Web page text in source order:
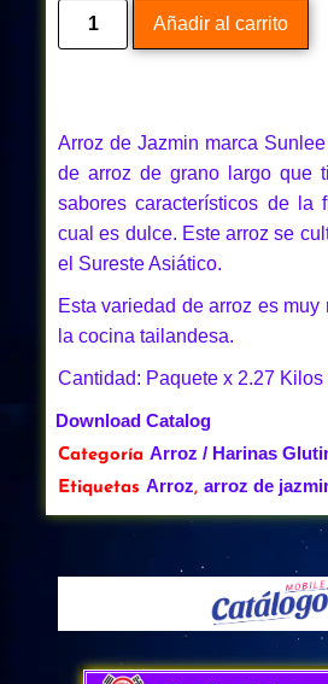
Añadir al carrito
Arroz de Jazmin marca
de arroz de grano largo que
sabores característicos de la
cual es dulce. Este arroz se
el Sureste Asiático.
Esta variedad de arroz es muy
la cocina tailandesa.
Cantidad: Paquete x 2.27 Kilos
Download Catalog
Categoría Arroz / Harinas
Etiquetas Arroz, arroz de